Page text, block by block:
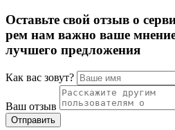
Оставьте свой отзыв о
рем нам важно ваше
лучшего предложения
Как вас зовут?
Ваш отзыв